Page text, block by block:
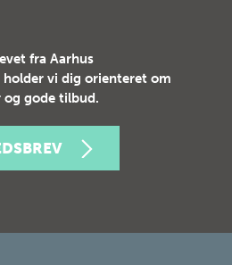
fra Aarhus
holder vi dig orienteret om
og gode tilbud.